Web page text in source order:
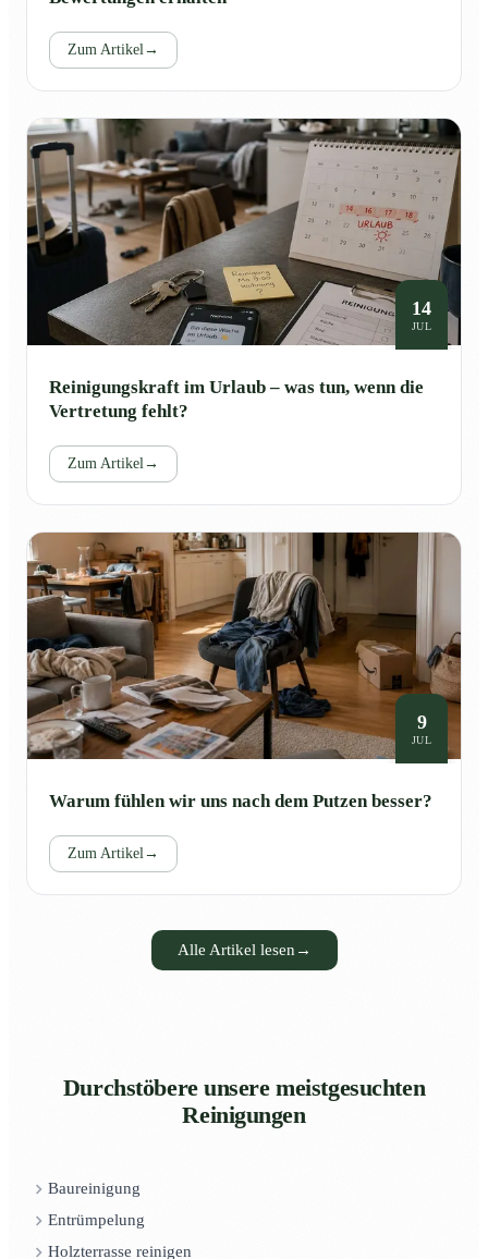
Zum Artikel→
14
JUL
Reinigungskraft im Urlaub – was tun, wenn die
Vertretung fehlt?
Zum Artikel→
9
JUL
Warum fühlen wir uns nach dem Putzen besser?
Zum Artikel→
Alle Artikel lesen →
Durchstöbere unsere meistgesuchten
Reinigungen
Baureinigung
Entrümpelung
Holzterrasse reinigen